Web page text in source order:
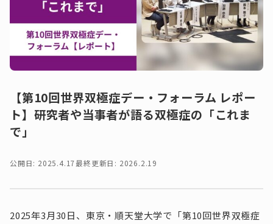
【第10回世界双極症デー・フォーラム レポー
ト】研究者や当事者が語る双極症の「これま
で」
公開日: 2025.4.17最終更新日: 2026.2.19
2025年3月30日、東京・順天堂大学で「第10回世界双極症